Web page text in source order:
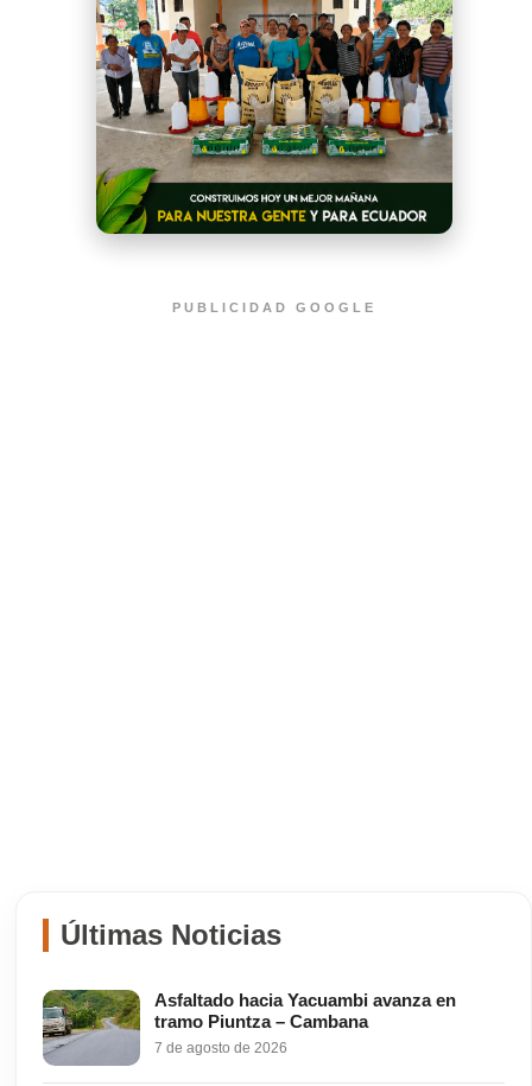
PUBLICIDAD GOOGLE
Últimas Noticias
Asfaltado hacia Yacuambi avanza en
tramo Piuntza – Cambana
7 de agosto de 2026